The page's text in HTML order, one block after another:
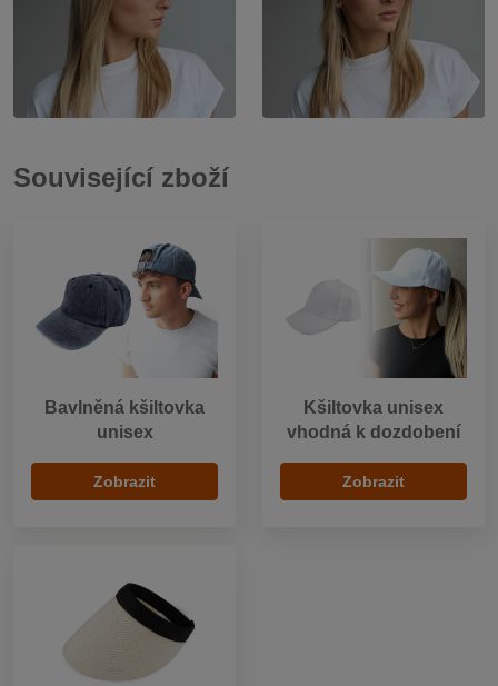
Související zboží
Bavlněná kšiltovka
unisex
Zobrazit
Kšiltovka unisex
vhodná k dozdobení
Zobrazit